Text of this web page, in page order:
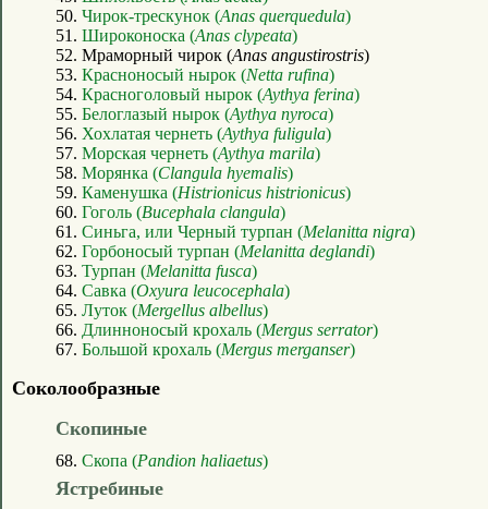
50. Чирок-трескунок (Anas querquedula)
51. Широконоска (Anas clypeata)
52. Мраморный чирок (Anas angustirostris)
53. Красноносый нырок (Netta rufina)
54. Красноголовый нырок (Aythya ferina)
55. Белоглазый нырок (Aythya nyroca)
56. Хохлатая чернеть (Aythya fuligula)
57. Морская чернеть (Aythya marila)
58. Морянка (Clangula hyemalis)
59. Каменушка (Histrionicus histrionicus)
60. Гоголь (Bucephala clangula)
61. Синьга, или Черный турпан (Melanitta nigra)
62. Горбоносый турпан (Melanitta deglandi)
63. Турпан (Melanitta fusca)
64. Савка (Oxyura leucocephala)
65. Луток (Mergellus albellus)
66. Длинноносый крохаль (Mergus serrator)
67. Большой крохаль (Mergus merganser)
Соколообразные
Скопиные
68. Скопа (Pandion haliaetus)
Ястребиные